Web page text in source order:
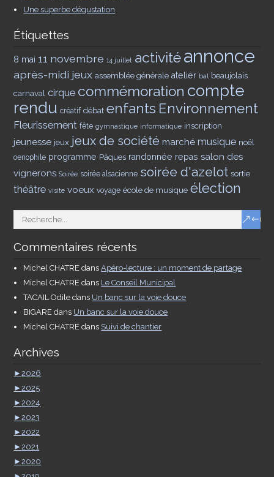
Une superbe dégustation
Étiquettes
8 mai 11 novembre 14 juillet activitéannonce
après-midi jeux assemblée générale atelier bal beaujolais
carnaval cirque commémoration compte
rendu créatif débat enfants Environnement
Fleurissement fête gymnastique informatique inscription
jeunesse jeux jeux de société marché musique noël
oenophile programme Pâques randonnée repas salon des
vignerons Soirée soirée alsacienne soirée d'azelot sortie
théâtre visite voeux voyage école de musique élection
Commentaires récents
Michel CHATRE dansApéro-lecture : un moment de partage
Michel CHATRE dans Le Conseil Municipal
TACAIL Odile dans Un banc sur la voie douce
BIGARE dans Un banc sur la voie douce
Michel CHATRE dans Suivi de chantier
Archives
►2026
►2025
►2024
►2023
►2022
►2021
►2020